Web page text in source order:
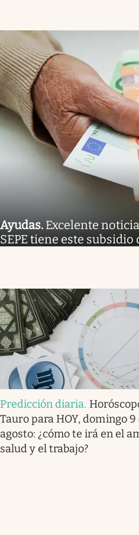
Ayudas. Excelente
SEPE tiene este
Predicción diaria.
Tauro para HOY, domingo 9
agosto: ¿cómo te irá en el
salud y el trabajo?